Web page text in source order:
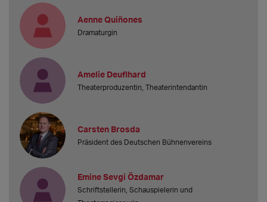
Aenne Quiñones
Dramaturgin
Amelie Deuflhard
Theaterproduzentin, Theaterintendantin
Carsten Brosda
Präsident des Deutschen Bühnenvereins
Emine Sevgi Özdamar
Schriftstellerin, Schauspielerin und